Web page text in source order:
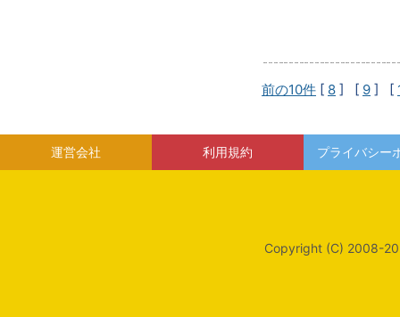
前の10件 [ 8 ] [ 9 ] [
運営会社 利用規約 プライバシー
Copyright (C) 2008-